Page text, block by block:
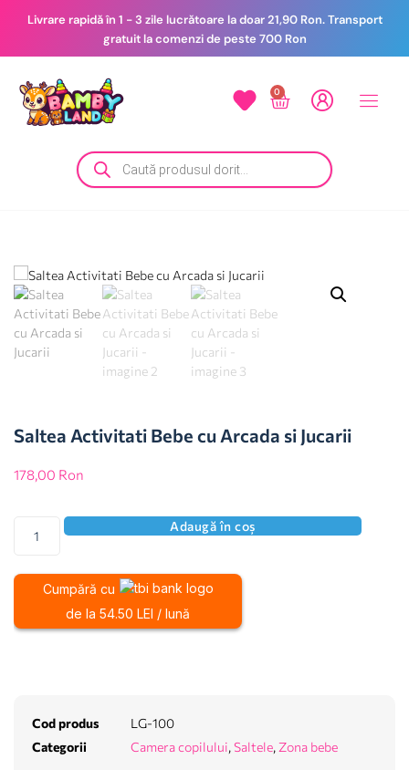
Livrare rapidă în 1 - 3 zile lucrătoare la doar 21,90 Ron. Transport
gratuit la comenzi de peste 700 Ron
0
Saltea Activitati Bebe cu Arcada si Jucarii
178,00 Ron
Adaugă în coș
Cumpără cu
de la 54.50 LEI / lună
Cod produs
LG-100
Categorii
Camera copilului, Saltele, Zona bebe